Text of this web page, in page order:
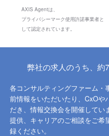
AXIS Agentは、
プライバシーマーク使用許諾事業者と
して認定されています。
弊社の求人のうち、約
各コンサルティングファーム・
前情報をいただいたり、 CxOや
だき、情報交換会を開催してい
提供、キャリアのご相談をご希
録ください。